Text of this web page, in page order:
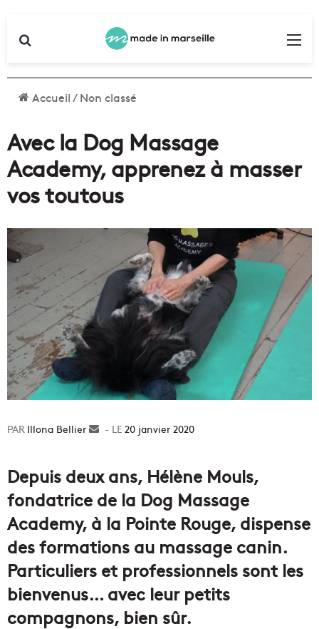
Accueil/Non classé
Avec la Dog Massage
Academy, apprenez à masser
vos toutous
Illona Bellier
Envoyer20 janvier 2020
Depuis deux ans, Hélène Mouls,
fondatrice de la Dog Massage
Academy, à la Pointe Rouge, dispense
des formations au massage canin.
Particuliers et professionnels sont les
bienvenus… avec leur petits
compagnons, bien sûr.